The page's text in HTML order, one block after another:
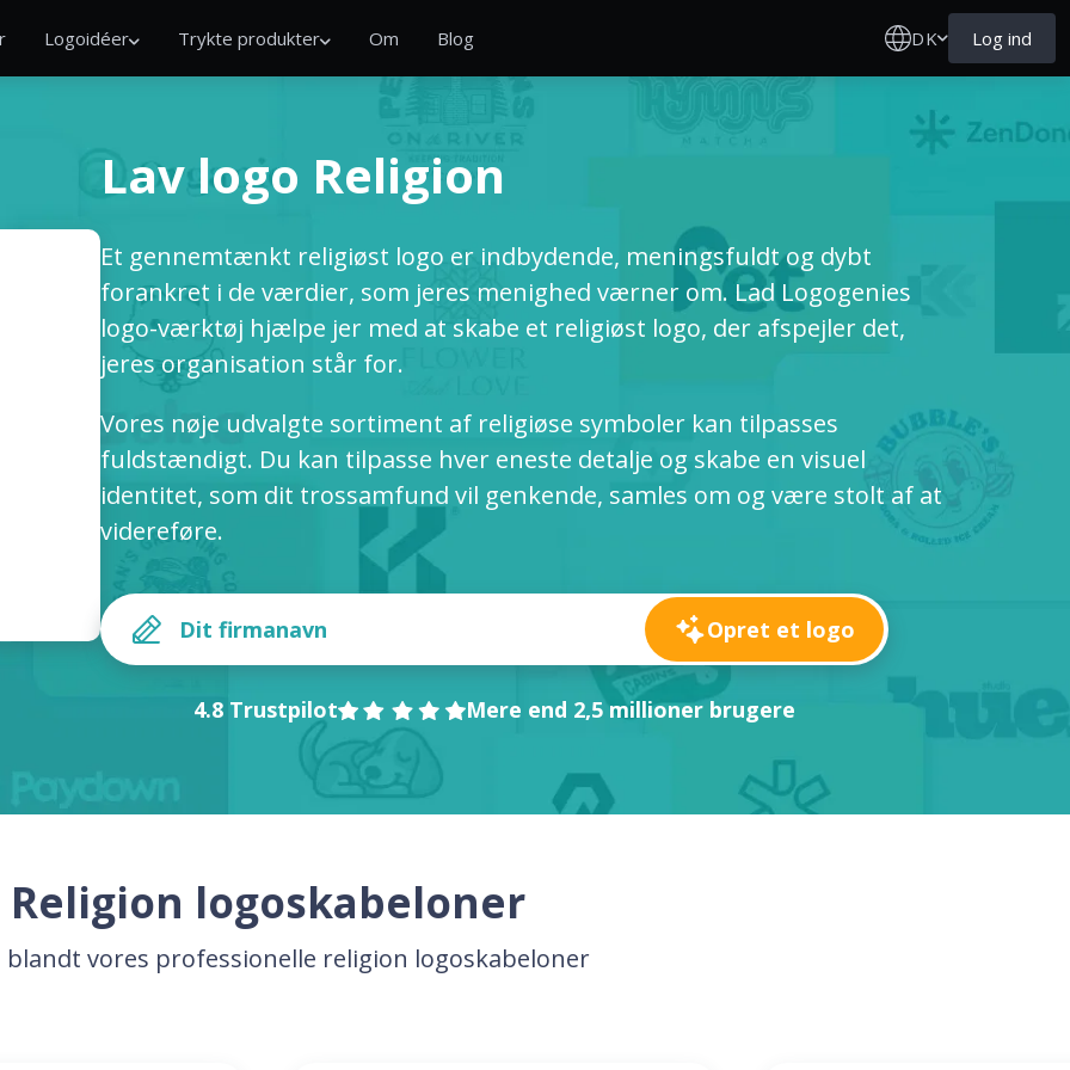
Logoidéer Trykte produkter Om Blog DK Log ind
Lav logo Religion
Et gennemtænkt religiøst logo er indbydende, meningsfuldt og dybt
forankret i de værdier, som jeres menighed værner om. Lad Logogenies
logo-værktøj hjælpe jer med at skabe et religiøst logo, der afspejler det,
jeres organisation står for.
Vores nøje udvalgte sortiment af religiøse symboler kan tilpasses
fuldstændigt. Du kan tilpasse hver eneste detalje og skabe en visuel
identitet, som dit trossamfund vil genkende, samles om og være stolt af at
videreføre.
Opret et logo
4.8 Trustpilot Mere end 2,5 millioner brugere
Religion logoskabeloner
vores professionelle religion logoskabeloner